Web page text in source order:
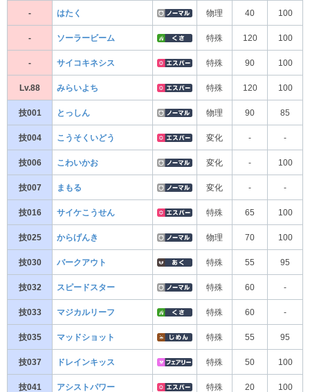
- はたく 物理 40 100
- ソーラービーム 特殊 120 100
- サイコキネシス 特殊 90 100
Lv.88 みらいよち 特殊 120 100
技001 とっしん 物理 90 85
技004 こうそくいどう 変化 - -
技006 こわいかお 変化 - 100
技007 まもる 変化 - -
技016 サイケこうせん 特殊 65 100
技025 からげんき 物理 70 100
技030 バークアウト 特殊 55 95
技032 スピードスター 特殊 60 -
技033 マジカルリーフ 特殊 60 -
技035 マッドショット 特殊 55 95
技037 ドレインキッス 特殊 50 100
技041 アシストパワー 特殊 20 100